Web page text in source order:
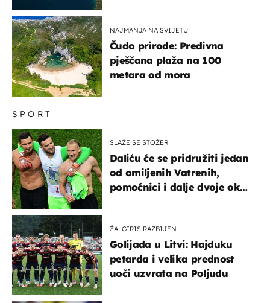
SPORT
SLAŽE SE STOŽER
Daliću će se pridružiti jedan
od omiljenih Vatrenih,
pomoćnici i dalje dvoje oko
ŽALGIRIS RAZBIJEN
Golijada u Litvi: Hajduku
petarda i velika prednost
uoči uzvrata na Poljudu
NAJMANJA NA SVIJETU
Čudo prirode: Predivna
pješčana plaža na 100
metara od mora